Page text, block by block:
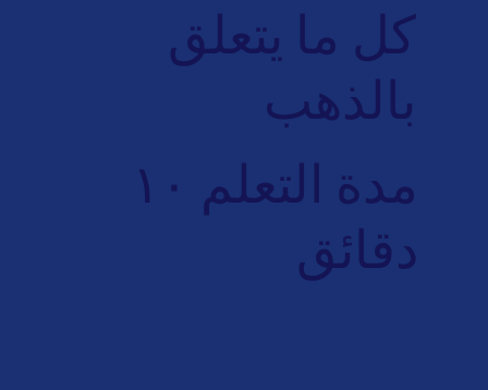
كل ما يتعلق
بالذهب
مدة التعلم ١٠
دقائق